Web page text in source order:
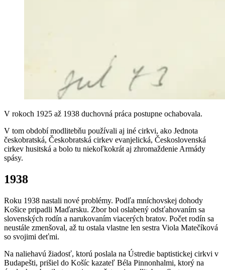
V rokoch 1925 až 1938 duchovná práca postupne ochabovala.
V tom období modlitebňu používali aj iné cirkvi, ako Jednota
českobratská, Českobratská cirkev evanjelická, Československá
cirkev husitská a bolo tu niekoľkokrát aj zhromaždenie Armády
spásy.
1938
Roku 1938 nastali nové problémy. Podľa mníchovskej dohody
Košice pripadli Maďarsku. Zbor bol oslabený odsťahovaním sa
slovenských rodín a narukovaním viacerých bratov. Počet rodín sa
neustále zmenšoval, až tu ostala vlastne len sestra Viola Matečíková
so svojimi deťmi.
Na naliehavú žiadosť, ktorú poslala na Ústredie baptistickej cirkvi v
Budapešti, prišiel do Košíc kazateľ Béla Pinnonhalmi, ktorý na